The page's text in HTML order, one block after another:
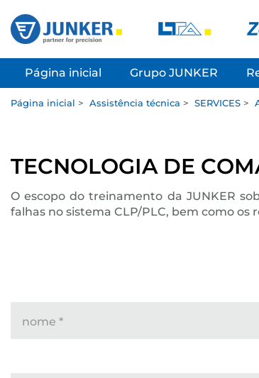
Página inicial Grupo JUNKER
Página inicial > Assistência técnica > SERVICES >
TECNOLOGIA DE
O escopo do treinamento da JUNKER
falhas no sistema CLP/PLC, bem como
nome *